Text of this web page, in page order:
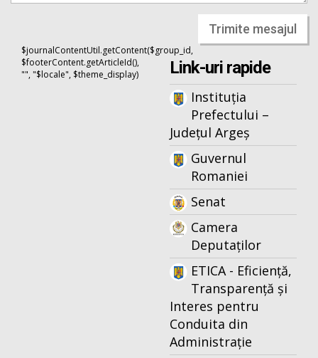
Trimite mesajul
$journalContentUtil.getContent($group_id,
$footerContent.getArticleId(),
"", "$locale", $theme_display)
Link-uri rapide
Instituția
Prefectului –
Județul Argeș
Guvernul
Romaniei
Senat
Camera
Deputaților
ETICA - Eficiență,
Transparență și
Interes pentru
Conduita din
Administrație